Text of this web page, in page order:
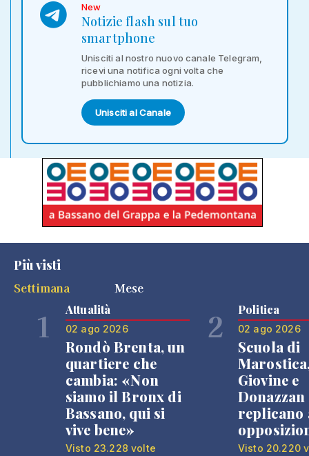
New
Notizie flash sul tuo
smartphone
Unisciti al nostro nuovo canale Telegram,
ricevi una notifica ogni volta che
pubblichiamo una notizia.
Unisciti al Canale
Più visti
Settimana
Mese
1 Attualità
02 ago 2026
Rondò Brenta, un
quartiere che
cambia: «Non
siamo il Bronx di
Bassano, qui si
vive bene»
Visto 23.228 volte
2 Politica
02 ago 2026
Scuola di
Giovine e
Donazzan
replicano
Visto 20.220